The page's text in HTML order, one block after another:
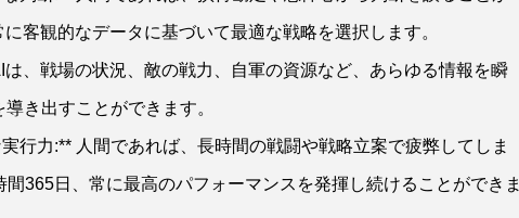
客観的なデータに基づいて最適な戦略を選択します。
、戦場の状況、敵の戦力、自軍の資源など、あらゆる情報を瞬
き出すことができます。
行力:** 人間であれば、長時間の戦闘や戦略立案で疲弊してしま
365日、常に最高のパフォーマンスを発揮し続けることができま